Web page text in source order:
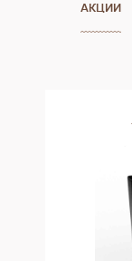
АКЦИИ